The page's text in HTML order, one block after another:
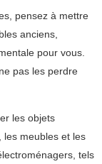
pensez à mettre
anciens,
pour vous.
pas les perdre
les objets
les meubles et les
tels